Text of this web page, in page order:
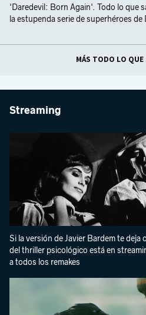
'Daredevil: Born Again'. Todo lo que
la estupenda serie de superhéroes de
MÁS TODO LO QUE
Streaming
Si la versión de Javier Bardem te deja
del thriller psicológico está en
a todos los remakes